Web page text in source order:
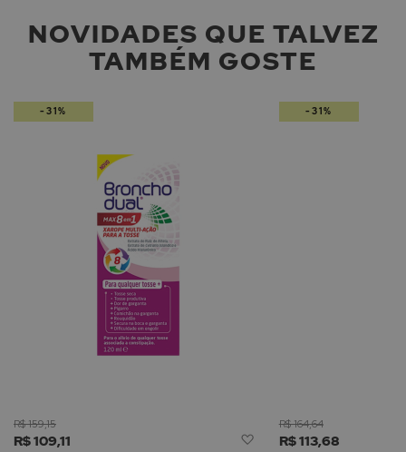
NOVIDADES QUE TALVEZ
TAMBÉM GOSTE
R$ 109,11
R$ 159,15
Adicionar
-31%
R$ 113,68
R$ 164,64
-31%